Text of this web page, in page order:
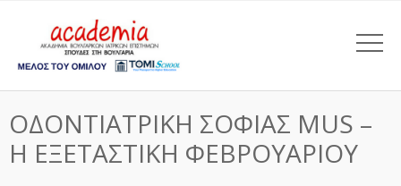
ΟΔΟΝΤΙΑΤΡΙΚΗ ΣΟΦΙΑΣ MUS –
Η ΕΞΕΤΑΣΤΙΚΗ ΦΕΒΡΟΥΑΡΙΟΥ